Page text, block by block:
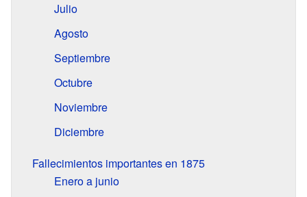
Julio
Agosto
Septiembre
Octubre
Noviembre
Diciembre
Fallecimientos importantes en 1875
Enero a junio